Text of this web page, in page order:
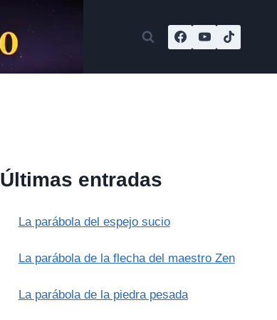
Últimas entradas
La parábola del espejo sucio
La parábola de la flecha del maestro Zen
La parábola de la piedra pesada